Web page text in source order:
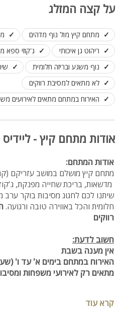
על קצה המזלג
מתחם קיץ מול נוף מדהים
ריהוט גן איכותי
ג'קוזי ספא
נוף משגע ובריזה חלומית
לא מתאים למסיבת רווקים
האירוח במתחם מתאים לאירועים
אודות מתחם קיץ - ליידיס
אודות המתחם:
מתחם קיץ מושלם במושב עזריקם
מדשאות, בריכת שחייה מפנקת,
שיתנו לכם לחגוג מסיבות בוקר ערב
חלומית והכל באווירה טובה ורגועה.
רווקים
חשוב לדעת:
אין מענה בשבת
האירוח במתחם בימים א' עד ו'
מתאים רק לאירועי משפחות ומסיבות
מושב עזריקם קרוב לאשדוד, באר
קרא עוד